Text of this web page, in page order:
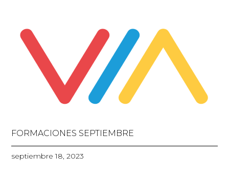
FORMACIONES SEPTIEMBRE
septiembre 18, 2023